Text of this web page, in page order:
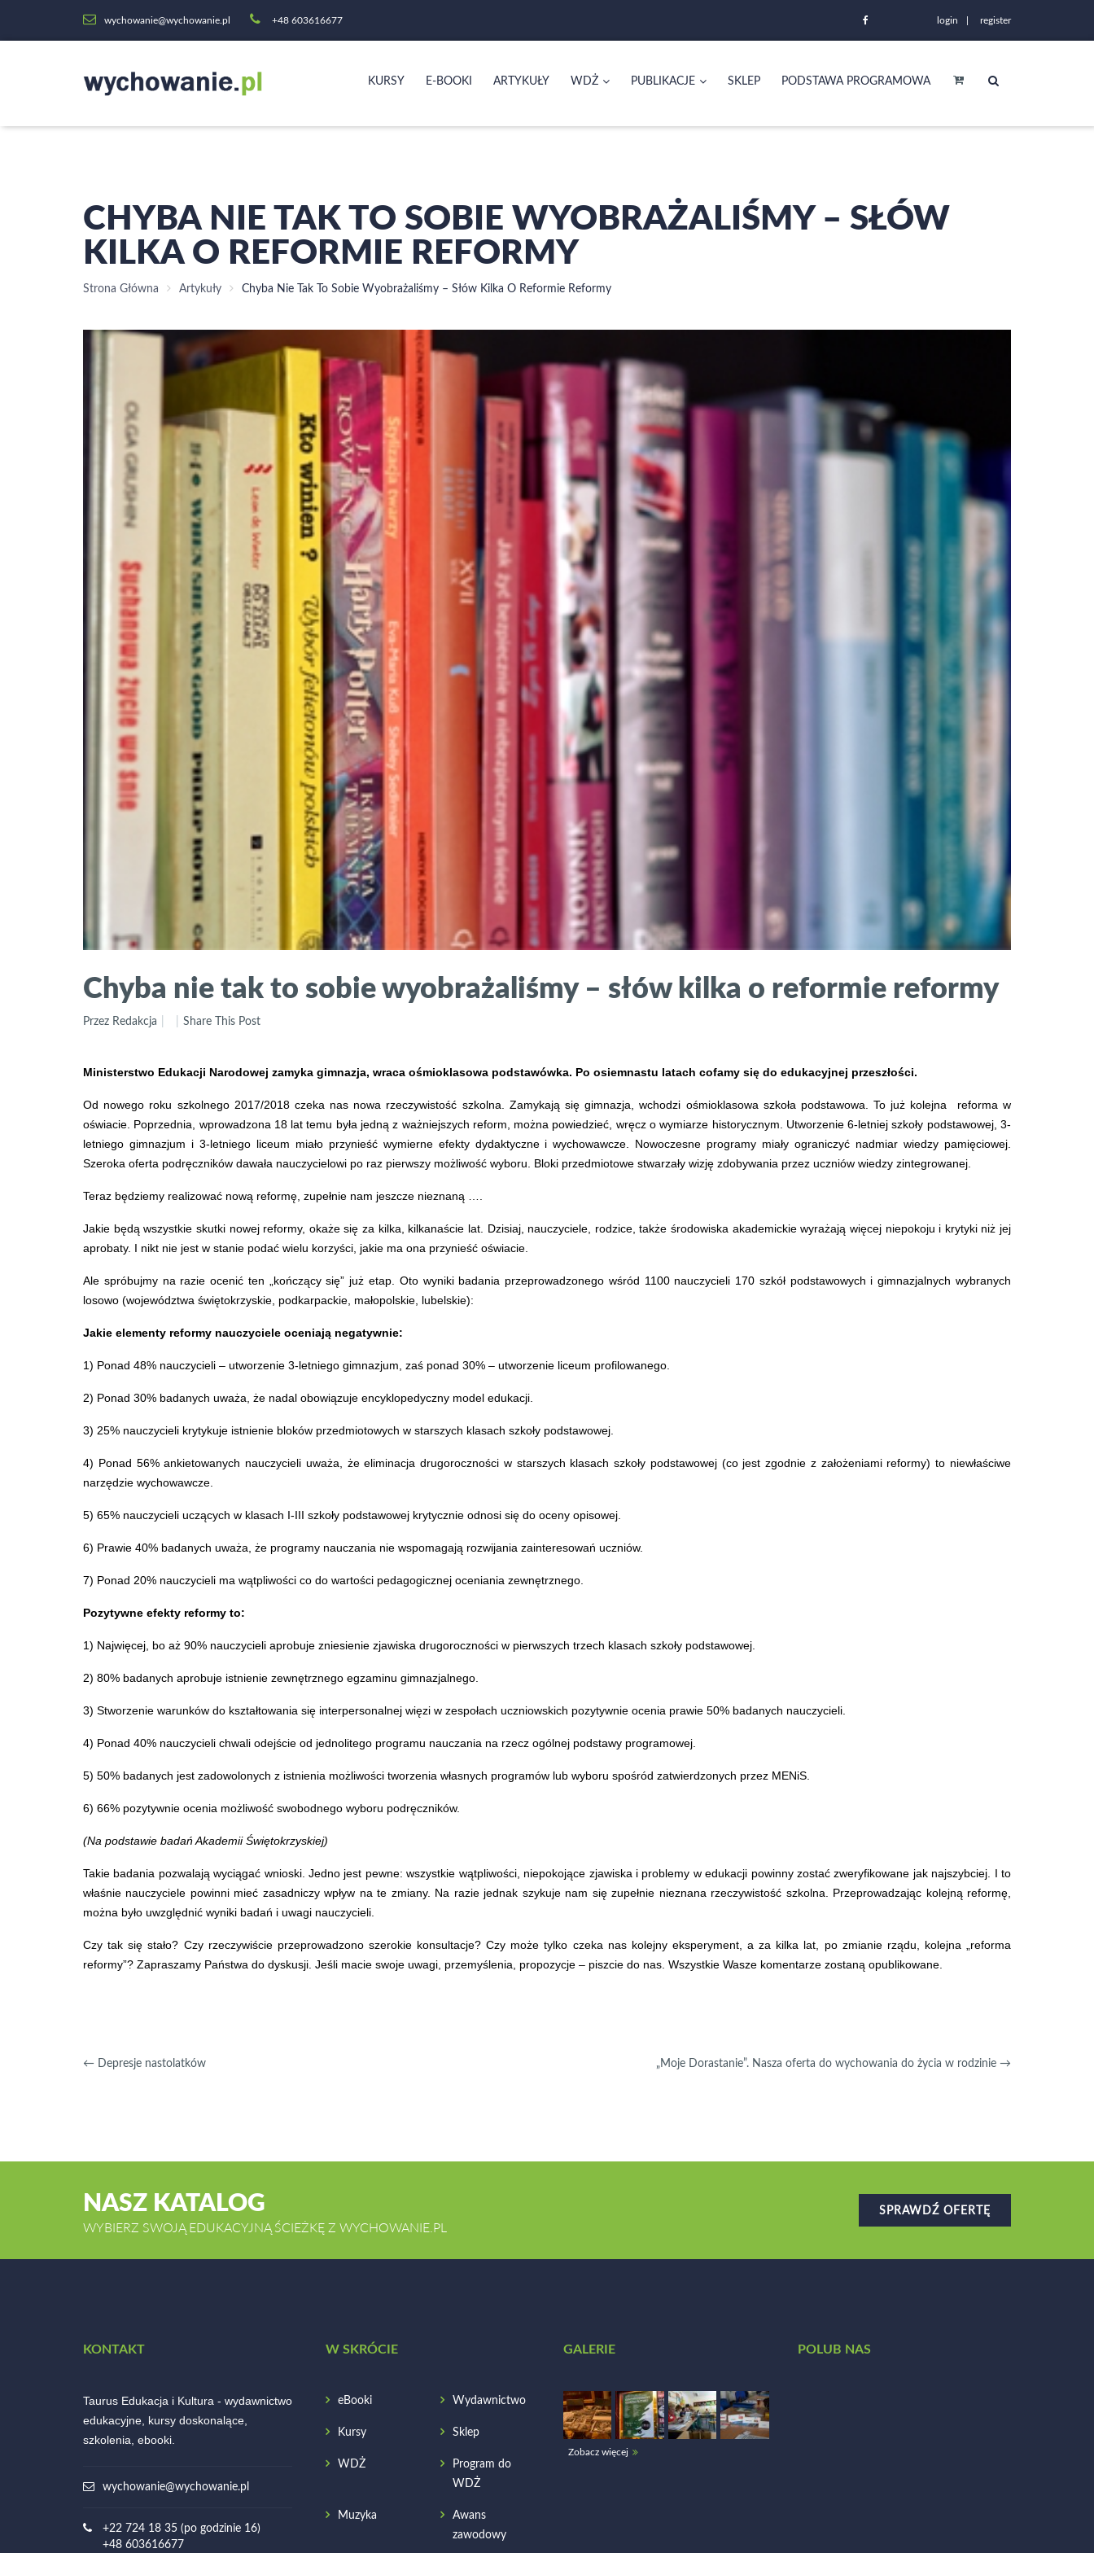
wychowanie@wychowanie.pl +48 603616677 login register
KURSY E-BOOKI ARTYKUŁY WDŻ PUBLIKACJE SKLEP PODSTAWA PROGRAMOWA
CHYBA NIE TAK TO SOBIE WYOBRAŻALIŚMY – SŁÓW
KILKA O REFORMIE REFORMY
Strona Główna Artykuły Chyba Nie Tak To Sobie Wyobrażaliśmy – Słów Kilka O Reformie Reformy
Chyba nie tak to sobie wyobrażaliśmy – słów kilka o reformie reformy
Przez Redakcja Share This Post
Ministerstwo Edukacji Narodowej zamyka gimnazja, wraca ośmioklasowa podstawówka. Po osiemnastu latach cofamy się do edukacyjnej przeszłości.
Od nowego roku szkolnego 2017/2018 czeka nas nowa rzeczywistość szkolna. Zamykają się gimnazja, wchodzi ośmioklasowa szkoła podstawowa. To już kolejna reforma w
oświacie. Poprzednia, wprowadzona 18 lat temu była jedną z ważniejszych reform, można powiedzieć, wręcz o wymiarze historycznym. Utworzenie 6-letniej szkoły podstawowej, 3-
letniego gimnazjum i 3-letniego liceum miało przynieść wymierne efekty dydaktyczne i wychowawcze. Nowoczesne programy miały ograniczyć nadmiar wiedzy pamięciowej.
Szeroka oferta podręczników dawała nauczycielowi po raz pierwszy możliwość wyboru. Bloki przedmiotowe stwarzały wizję zdobywania przez uczniów wiedzy zintegrowanej.
Teraz będziemy realizować nową reformę, zupełnie nam jeszcze nieznaną ….
Jakie będą wszystkie skutki nowej reformy, okaże się za kilka, kilkanaście lat. Dzisiaj, nauczyciele, rodzice, także środowiska akademickie wyrażają więcej niepokoju i krytyki niż jej
aprobaty. I nikt nie jest w stanie podać wielu korzyści, jakie ma ona przynieść oświacie.
Ale spróbujmy na razie ocenić ten „kończący się” już etap. Oto wyniki badania przeprowadzonego wśród 1100 nauczycieli 170 szkół podstawowych i gimnazjalnych wybranych
losowo (województwa świętokrzyskie, podkarpackie, małopolskie, lubelskie):
Jakie elementy reformy nauczyciele oceniają negatywnie:
1) Ponad 48% nauczycieli – utworzenie 3-letniego gimnazjum, zaś ponad 30% – utworzenie liceum profilowanego.
2) Ponad 30% badanych uważa, że nadal obowiązuje encyklopedyczny model edukacji.
3) 25% nauczycieli krytykuje istnienie bloków przedmiotowych w starszych klasach szkoły podstawowej.
4) Ponad 56% ankietowanych nauczycieli uważa, że eliminacja drugoroczności w starszych klasach szkoły podstawowej (co jest zgodnie z założeniami reformy) to niewłaściwe
narzędzie wychowawcze.
5) 65% nauczycieli uczących w klasach I-III szkoły podstawowej krytycznie odnosi się do oceny opisowej.
6) Prawie 40% badanych uważa, że programy nauczania nie wspomagają rozwijania zainteresowań uczniów.
7) Ponad 20% nauczycieli ma wątpliwości co do wartości pedagogicznej oceniania zewnętrznego.
Pozytywne efekty reformy to:
1) Najwięcej, bo aż 90% nauczycieli aprobuje zniesienie zjawiska drugoroczności w pierwszych trzech klasach szkoły podstawowej.
2) 80% badanych aprobuje istnienie zewnętrznego egzaminu gimnazjalnego.
3) Stworzenie warunków do kształtowania się interpersonalnej więzi w zespołach uczniowskich pozytywnie ocenia prawie 50% badanych nauczycieli.
4) Ponad 40% nauczycieli chwali odejście od jednolitego programu nauczania na rzecz ogólnej podstawy programowej.
5) 50% badanych jest zadowolonych z istnienia możliwości tworzenia własnych programów lub wyboru spośród zatwierdzonych przez MENiS.
6) 66% pozytywnie ocenia możliwość swobodnego wyboru podręczników.
(Na podstawie badań Akademii Świętokrzyskiej)
Takie badania pozwalają wyciągać wnioski. Jedno jest pewne: wszystkie wątpliwości, niepokojące zjawiska i problemy w edukacji powinny zostać zweryfikowane jak najszybciej. I to
właśnie nauczyciele powinni mieć zasadniczy wpływ na te zmiany. Na razie jednak szykuje nam się zupełnie nieznana rzeczywistość szkolna. Przeprowadzając kolejną reformę,
można było uwzględnić wyniki badań i uwagi nauczycieli.
Czy tak się stało? Czy rzeczywiście przeprowadzono szerokie konsultacje? Czy może tylko czeka nas kolejny eksperyment, a za kilka lat, po zmianie rządu, kolejna „reforma
reformy”? Zapraszamy Państwa do dyskusji. Jeśli macie swoje uwagi, przemyślenia, propozycje – piszcie do nas. Wszystkie Wasze komentarze zostaną opublikowane.
← Depresje nastolatków „Moje Dorastanie”. Nasza oferta do wychowania do życia w rodzinie →
NASZ KATALOG
WYBIERZ SWOJĄ EDUKACYJNĄ ŚCIEŻKĘ Z WYCHOWANIE.PL
SPRAWDŹ OFERTĘ
KONTAKT
Taurus Edukacja i Kultura - wydawnictwo
edukacyjne, kursy doskonalące,
szkolenia, ebooki.
wychowanie@wychowanie.pl
+22 724 18 35 (po godzinie 16)
+48 603616677
W SKRÓCIE
eBooki Wydawnictwo
Kursy Sklep
WDŻ
Program do
WDŻ
Muzyka
Awans
zawodowy
GALERIE
Zobacz więcej
POLUB NAS